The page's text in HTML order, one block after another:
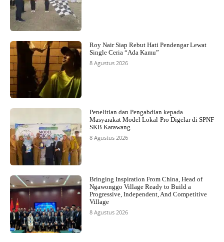
Roy Nair Siap Rebut Hati Pendengar Lewat
Single Ceria “Ada Kamu”
8 Agustus 2026
Penelitian dan Pengabdian kepada
Masyarakat Model Lokal-Pro Digelar di SPNF
SKB Karawang
8 Agustus 2026
Bringing Inspiration From China, Head of
Ngawonggo Village Ready to Build a
Progressive, Independent, And Competitive
Village
8 Agustus 2026